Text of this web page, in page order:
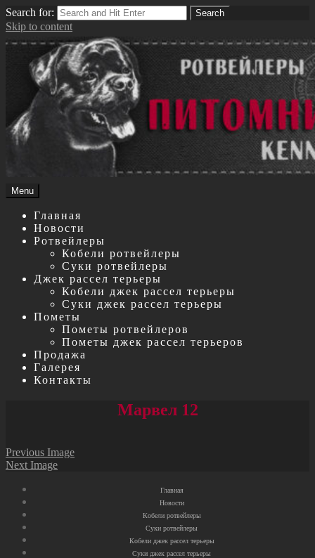
Search for: Search
Skip to content
Menu
Главная
Новости
Ротвейлеры
Кобели ротвейлеры
Суки ротвейлеры
Джек рассел терьеры
Кобели джек рассел терьеры
Суки джек рассел терьеры
Пометы
Пометы ротвейлеров
Пометы джек рассел терьеров
Продажа
Галерея
Контакты
Марвел 12
Previous Image
Next Image
Главная
Новости
Кобели ротвейлеры
Суки ротвейлеры
Кобели джек рассел терьеры
Суки джек рассел терьеры